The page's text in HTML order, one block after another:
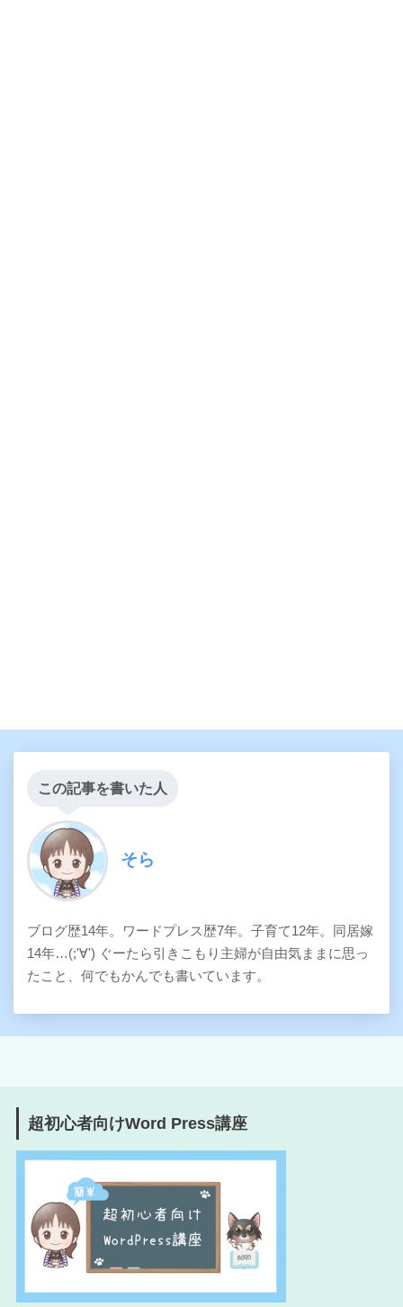
この記事を書いた人
そら
ブログ歴14年。ワードプレス歴7年。子育て12年。同居嫁
14年…(;'∀') ぐーたら引きこもり主婦が自由気ままに思っ
たこと、何でもかんでも書いています。
超初心者向けWord Press講座